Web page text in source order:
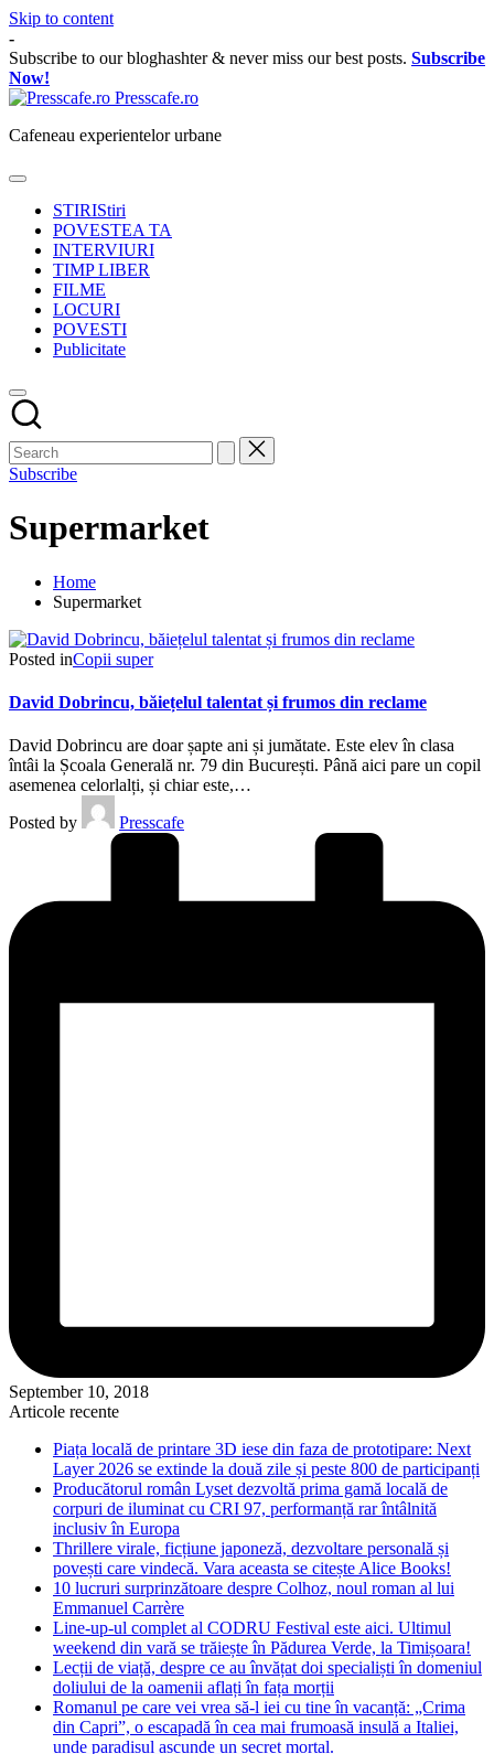
Skip to content
-
Subscribe to our bloghashter & never miss our best posts. Subscribe
Now!
Presscafe.ro
Cafeneau experientelor urbane
STIRIStiri
POVESTEA TA
INTERVIURI
TIMP LIBER
FILME
LOCURI
POVESTI
Publicitate
Subscribe
Supermarket
Home
Supermarket
Posted inCopii super
David Dobrincu, băiețelul talentat și frumos din reclame
David Dobrincu are doar șapte ani și jumătate. Este elev în clasa
întâi la Școala Generală nr. 79 din București. Până aici pare un copil
asemenea celorlalți, și chiar este,…
Posted by
Presscafe
September 10, 2018
Articole recente
Piața locală de printare 3D iese din faza de prototipare: Next
Layer 2026 se extinde la două zile și peste 800 de participanți
Producătorul român Lyset dezvoltă prima gamă locală de
corpuri de iluminat cu CRI 97, performanță rar întâlnită
inclusiv în Europa
Thrillere virale, ficțiune japoneză, dezvoltare personală și
povești care vindecă. Vara aceasta se citește Alice Books!
10 lucruri surprinzătoare despre Colhoz, noul roman al lui
Emmanuel Carrère
Line-up-ul complet al CODRU Festival este aici. Ultimul
weekend din vară se trăiește în Pădurea Verde, la Timișoara!
Lecții de viață, despre ce au învățat doi specialiști în domeniul
doliului de la oamenii aflați în fața morții
Romanul pe care vei vrea să-l iei cu tine în vacanță: „Crima
din Capri”, o escapadă în cea mai frumoasă insulă a Italiei,
unde paradisul ascunde un secret mortal.